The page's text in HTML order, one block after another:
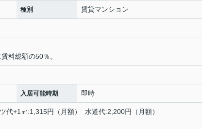
種別 賃貸マンション
料総額の50％。
入居可能時期 即時
代+1㎥:1,315円（月額） 水道代:2,200円（月額）